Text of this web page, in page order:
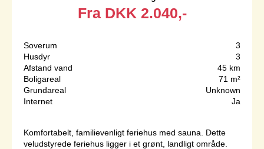
Fra DKK 2.040,-
Soverum
3
Husdyr
3
Afstand vand
45 km
Boligareal
71 m²
Grundareal
Unknown
Internet
Ja
Komfortabelt, familievenligt feriehus med sauna. Dette
veludstyrede feriehus ligger i et grønt, landligt område.